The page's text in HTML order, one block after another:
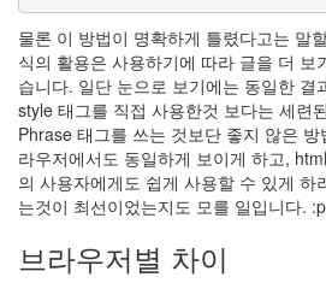
물론 이 방법이 명확하게 틀렸다고는 말
식의 활용은 사용하기에 따라 글을 더 보
습니다. 일단 눈으로 보기에는 동일한 결
style 태그를 직접 사용한것 보다는 세련
Phrase 태그를 쓰는 것보단 좋지 않은
라우저에서도 동일하게 보이게 하고,
의 사용자에게도 쉽게 사용할 수 있게 하
는것이 최선이었는지도 모를 일입니다. :p
브라우저별 차이